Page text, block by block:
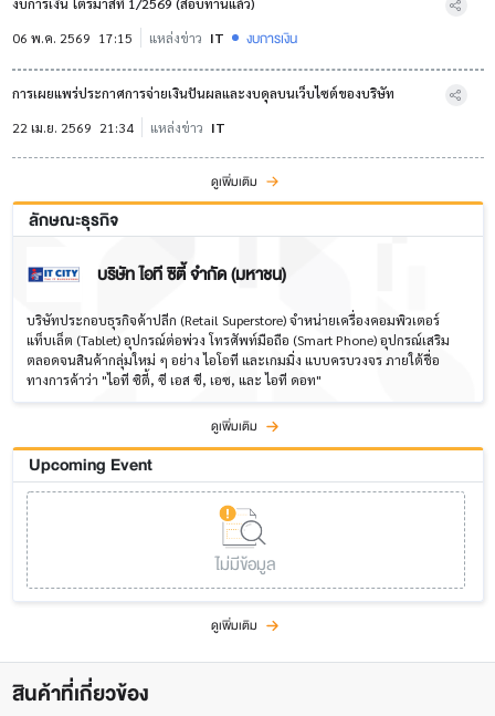
งบการเงิน ไตรมาสที่ 1/2569 (สอบทานแล้ว)
06 พ.ค. 2569 17:15 แหล่งข่าว IT งบการเงิน
การเผยแพร่ประกาศการจ่ายเงินปันผลและงบดุลบนเว็บไซต์ของบริษัท
22 เม.ย. 2569 21:34 แหล่งข่าว IT
ดูเพิ่มเติม
ลักษณะธุรกิจ
บริษัท ไอที ซิตี้ จำกัด (มหาชน)
บริษัทประกอบธุรกิจค้าปลีก (Retail Superstore) จำหน่ายเครื่องคอมพิวเตอร์
แท็บเล็ต (Tablet) อุปกรณ์ต่อพ่วง โทรศัพท์มือถือ (Smart Phone) อุปกรณ์เสริม
ตลอดจนสินค้ากลุ่มใหม่ ๆ อย่าง ไอโอที และเกมมิ่ง แบบครบวงจร ภายใต้ชื่อ
ทางการค้าว่า "ไอที ซิตี้, ซี เอส ซี, เอซ, และ ไอที ดอท"
ดูเพิ่มเติม
Upcoming Event
ไม่มีข้อมูล
ดูเพิ่มเติม
สินค้าที่เกี่ยวข้อง